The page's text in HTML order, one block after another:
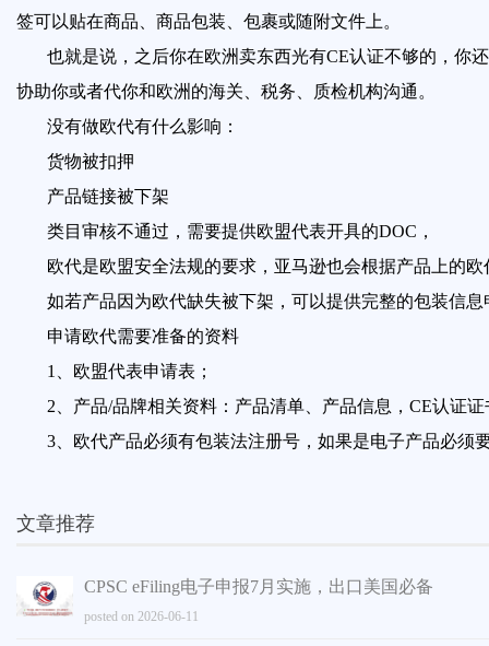
签可以贴在商品、商品包装、包裹或随附文件上。
也就是说，之后你在欧洲卖东西光有CE认证不够的，你
协助你或者代你和欧洲的海关、税务、质检机构沟通。
没有做欧代有什么影响：
货物被扣押
产品链接被下架
类目审核不通过，需要提供欧盟代表开具的DOC，
欧代是欧盟安全法规的要求，亚马逊也会根据产品上的
如若产品因为欧代缺失被下架，可以提供完整的包装信
申请欧代需要准备的资料
1、欧盟代表申请表；
2、产品/品牌相关资料：产品清单、产品信息，CE认证
3、欧代产品必须有包装法注册号，如果是电子产品必须
文章推荐
CPSC eFiling电子申报7月实施，出口美国必备
posted on 2026-06-11